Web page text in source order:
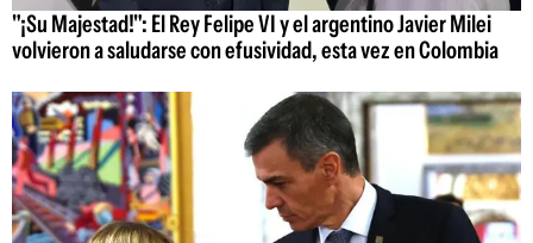
"¡Su Majestad!": El Rey Felipe VI y el argentino Javier Milei
volvieron a saludarse con efusividad, esta vez en Colombia